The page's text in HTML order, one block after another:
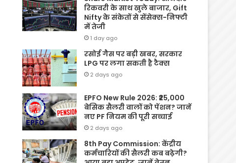
रिकवरी के साथ खुले बाजार, Gift
Nifty के संकेतों से सेंसेक्स-निफ्टी
में तेजी
1 day ago
रसोई गैस पर बड़ी खबर, सरकार
LPG पर लगा सकती है टैक्स
2 days ago
EPFO New Rule 2026: ₹25,000
बेसिक सैलरी वालों को पेंशन? जानें
नए PF नियम की पूरी सच्चाई
2 days ago
8th Pay Commission: केंद्रीय
कर्मचारियों की सैलरी कब बढ़ेगी?